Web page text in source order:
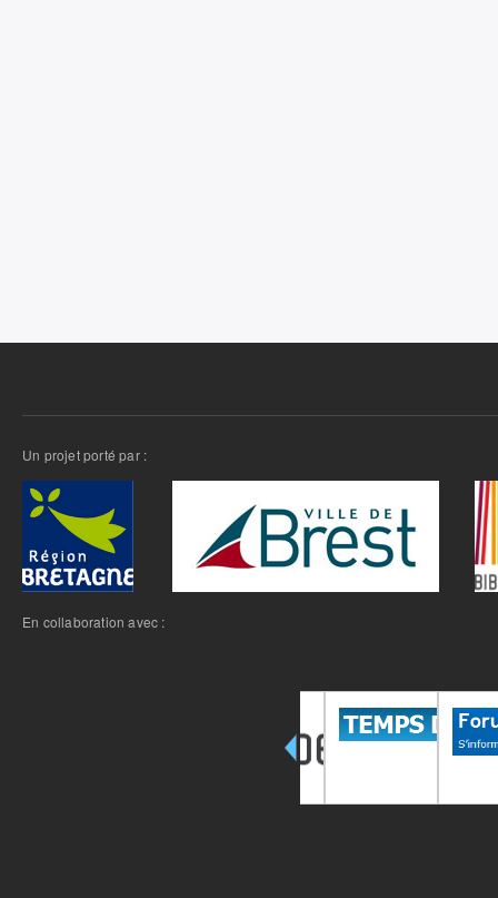
Un projet porté par :
En collaboration avec :